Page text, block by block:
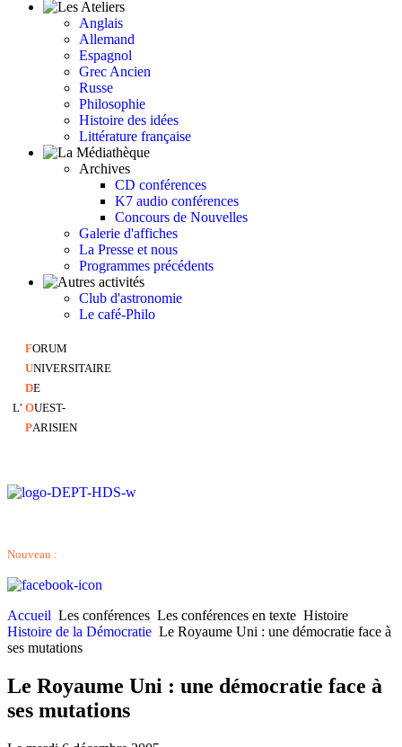
Anglais
Allemand
Espagnol
Grec Ancien
Russe
Philosophie
Histoire des idées
Littérature française
Archives
CD conférences
K7 audio conférences
Concours de Nouvelles
Galerie d'affiches
La Presse et nous
Programmes précédents
Club d'astronomie
Le café-Philo
FORUM
UNIVERSITAIRE
DE
L' OUEST-
PARISIEN
Nouveau :
Accueil Les conférences Les conférences en texte Histoire
Histoire de la Démocratie Le Royaume Uni : une démocratie face à
ses mutations
Le Royaume Uni : une démocratie face à
ses mutations